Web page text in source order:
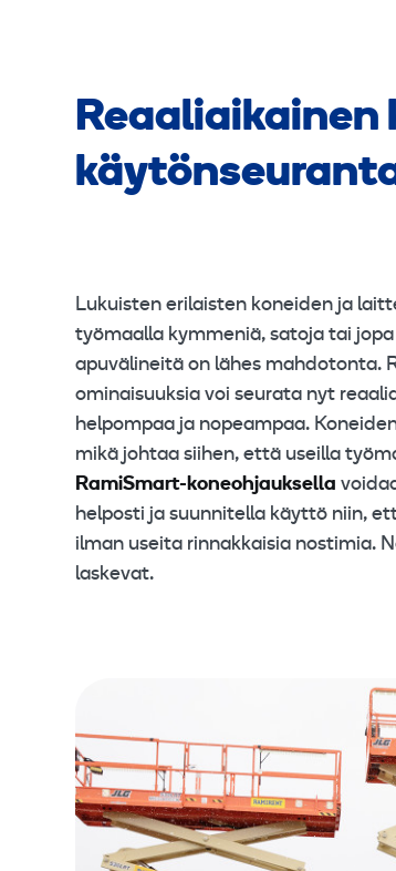
Lukuisten erilaisten koneiden ja
työmaalla kymmeniä, satoja tai
apuvälineitä on lähes mahdotonta.
ominaisuuksia voi seurata nyt
helpompaa ja nopeampaa.
mikä johtaa siihen, että useilla
RamiSmart-koneohjauksella
helposti ja suunnitella käyttö niin,
ilman useita rinnakkaisia nostimia.
laskevat.